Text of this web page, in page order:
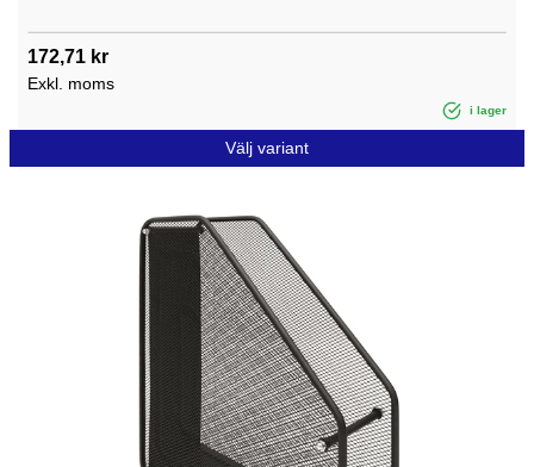
172,71 kr
Exkl. moms
i lager
Välj variant